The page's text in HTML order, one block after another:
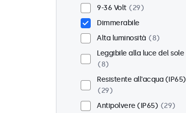
9-36 Volt
29
Dimmerabile
Alta luminosità
8
Leggibile alla luce del sole
8
Resistente all'acqua (IP65)
29
Antipolvere (IP65)
29